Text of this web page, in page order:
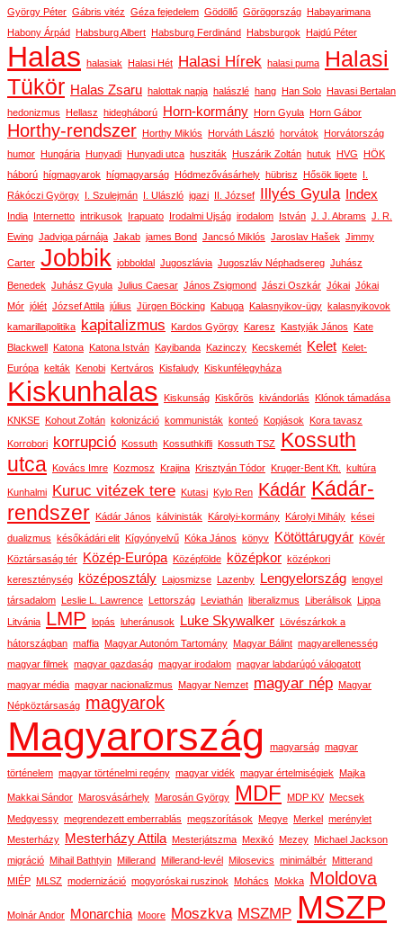
György Péter Gábris vitéz Géza fejedelem Gödöllő Görögország
Habayarimana
Habony Árpád
Habsburg Albert Habsburg Ferdinánd Habsburgok Hajdú Péter
Halas halasiak Halasi Hét Halasi Hírek halasi puma
Halasi
Tükör Halas Zsaru halottak napja halászlé hang Han Solo
Havasi Bertalan
hedonizmus
Hellasz hidegháború Horn-kormány Horn Gyula Horn Gábor
Horthy-rendszer Horthy Miklós Horváth László horvátok
Horvátország
humor
Hungária Hunyadi Hunyadi utca husziták Huszárik Zoltán hutuk HVG
HÖK
háború hígmagyarok hígmagyarság Hódmezővásárhely hübrisz Hősök ligete
Rákóczi György
I. Szulejmán I. Ulászló igazi II. József Illyés Gyula Index
India Internetto intrikusok Irapuato Irodalmi Ujság irodalom István J. J. Abrams J. R.
Ewing Jadviga párnája Jakab james Bond Jancsó Miklós Jaroslav Hašek Jimmy
Carter Jobbik jobboldal Jugoszlávia Jugoszláv Néphadsereg Juhász
Benedek Juhász Gyula Julius Caesar János Zsigmond Jászi Oszkár Jókai Jókai
Mór jólét József Attila július Jürgen Böcking Kabuga Kalasnyikov-ügy kalasnyikovok
kamarillapolitika kapitalizmus Kardos György Karesz Kastyják János
Kate
Blackwell
Katona Katona István Kayibanda Kazinczy Kecskemét Kelet
Kelet-
Európa kelták Kenobi Kertváros Kisfaludy Kiskunfélegyháza
Kiskunhalas Kiskunság Kiskőrös kivándorlás Klónok támadása
KNKSE Kohout Zoltán kolonizáció kommunisták konteó Kopjások Kora tavasz
Korrobori korrupció Kossuth Kossuthkifli Kossuth TSZ Kossuth
utca
Kovács Imre Kozmosz Krajina Krisztyán Tódor Kruger-Bent Kft. kultúra
Kunhalmi Kuruc vitézek tere Kutasi Kylo Ren Kádár Kádár-
rendszer
Kádár János kálvinisták Károlyi-kormány Károlyi Mihály kései
dualizmus
későkádári elit Kígyónyelvű Kóka János könyv Kötöttárugyár
Kövér
Köztársaság tér
Közép-Európa Középfölde középkor középkori
kereszténység
középosztály Lajosmizse Lazenby Lengyelország
lengyel
társadalom
Leslie L. Lawrence Lettország Leviathán liberalizmus Liberálisok
Lippa
Litvánia LMP lopás luheránusok Luke Skywalker
Lövészárkok a
hátországban maffia Magyar Autonóm Tartomány Magyar Bálint magyarellenesség
magyar filmek magyar gazdaság magyar irodalom magyar labdarúgó válogatott
magyar média magyar nacionalizmus Magyar Nemzet magyar nép Magyar
Népköztársaság magyarok
Magyarország magyarság magyar
történelem magyar történelmi regény magyar vidék magyar értelmiségiek Majka
Makkai Sándor Marosvásárhely Marosán György MDF MDP KV Mecsek
Medgyessy megrendezett emberrablás megszorítások Megye Merkel
merénylet
Mesterházy
Mesterházy Attila Mesterjátszma Mexikó Mezey Michael Jackson
migráció Mihail Bathtyin Millerand Millerand-levél Milosevics minimálbér Mitterand
MIÉP MLSZ modernizáció mogyoróskai ruszinok Mohács Mokka Moldova
Molnár Andor Monarchia Moore Moszkva MSZMP MSZP